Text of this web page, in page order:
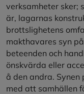
verksamheter sker;
är, lagarnas
brottslighetens
makthavares syn
beteenden och
önskvärda eller
å den andra.
med att samhällen